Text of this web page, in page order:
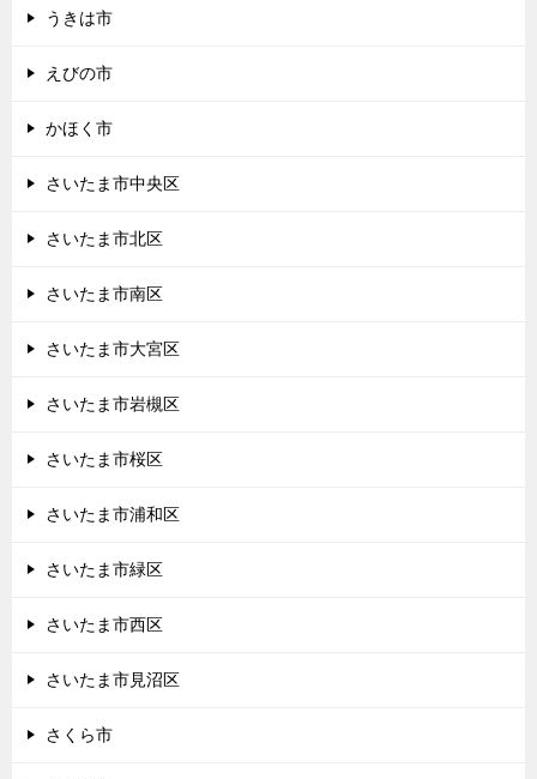
うきは市
えびの市
かほく市
さいたま市中央区
さいたま市北区
さいたま市南区
さいたま市大宮区
さいたま市岩槻区
さいたま市桜区
さいたま市浦和区
さいたま市緑区
さいたま市西区
さいたま市見沼区
さくら市